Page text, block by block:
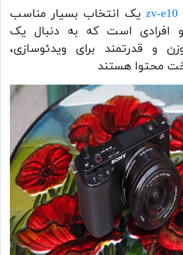
یک انتخاب بسیار مناسب
و افرادی است که به دنبال یک
و قدرتمند برای ویدئوسازی،
محتوا هستند